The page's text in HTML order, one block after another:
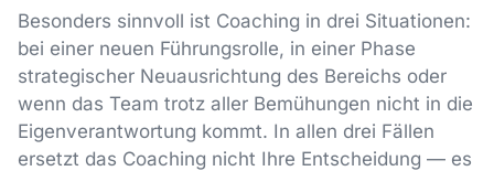
Besonders sinnvoll ist Coaching in drei Situationen:
bei einer neuen Führungsrolle, in einer Phase
strategischer Neuausrichtung des Bereichs oder
wenn das Team trotz aller Bemühungen nicht in die
Eigenverantwortung kommt. In allen drei Fällen
ersetzt das Coaching nicht Ihre Entscheidung — es